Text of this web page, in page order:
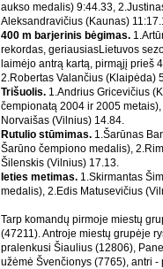
aukso medalis) 9:44.33,
Aleksandravičius (Kaunas)
400 m barjerinis bėgimas.
rekordas, geriausiasLietuvos
laimėjo antrą kartą, pirmąjį prieš
2.Robertas Valančius (Klaipėda)
Trišuolis. 1.Andrius Gricevičius
čempionatą 2004 ir 2005
Norvaišas (Vilnius) 14.84.
Rutulio stūmimas. 1.Šarūnas
Šarūno čempiono medalis),
Šilenskis (Vilnius) 17.13.
Ieties metimas. 1.Skirmantas
medalis), 2.Edis Matusevičius
Tarp komandų pirmoje miestų
(47211). Antroje miestų grupėje
pralenkusi Šiaulius (12806),
užėmė Švenčionys (7765), antri